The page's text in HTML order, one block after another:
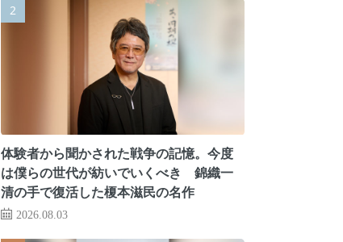
体験者から聞かされた戦争の記憶。今度
は僕らの世代が紡いでいくべき 錦織一
清の手で復活した榎本滋民の名作
2026.08.03